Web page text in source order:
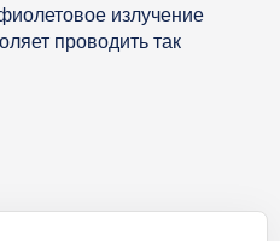
излучение
проводить так